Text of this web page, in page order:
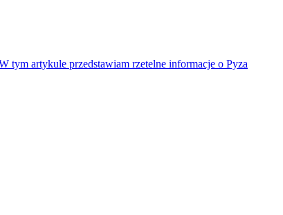
tym artykule przedstawiam rzetelne informacje o Pyza